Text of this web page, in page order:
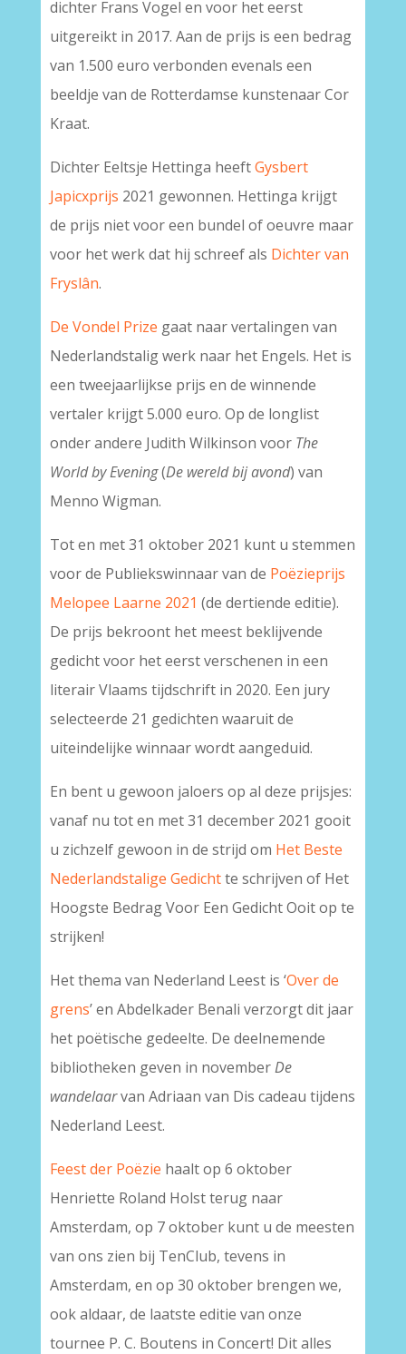
dichter Frans Vogel en voor het eerst
uitgereikt in 2017. Aan de prijs is een bedrag
van 1.500 euro verbonden evenals een
beeldje van de Rotterdamse kunstenaar Cor
Kraat.
Dichter Eeltsje Hettinga heeftGysbert
Japicxprijs 2021 gewonnen. Hettinga krijgt
de prijs niet voor een bundel of oeuvre maar
voor het werk dat hij schreef als Dichter van
Fryslân.
De Vondel Prize gaat naar vertalingen van
Nederlandstalig werk naar het Engels. Het is
een tweejaarlijkse prijs en de winnende
vertaler krijgt 5.000 euro. Op de longlist
onder andere Judith Wilkinson voor The
World by Evening(De wereld bij avond) van
Menno Wigman.
Tot en met 31 oktober 2021 kunt u stemmen
voor de Publiekswinnaar van de Poëzieprijs
Melopee Laarne 2021 (de dertiende editie).
De prijs bekroont het meest beklijvende
gedicht voor het eerst verschenen in een
literair Vlaams tijdschrift in 2020. Een jury
selecteerde 21 gedichten waaruit de
uiteindelijke winnaar wordt aangeduid.
En bent u gewoon jaloers op al deze prijsjes:
vanaf nu tot en met 31 december 2021 gooit
u zichzelf gewoon in de strijd om Het Beste
Nederlandstalige Gedichtte schrijven of Het
Hoogste Bedrag Voor Een Gedicht Ooit op te
strijken!
Het thema van Nederland Leest is ‘Over de
grens’ en Abdelkader Benali verzorgt dit jaar
het poëtische gedeelte. De deelnemende
bibliotheken geven in novemberDe
wandelaarvan Adriaan van Dis cadeau tijdens
Nederland Leest.
Feest der Poëzie haalt op 6 oktober
Henriette Roland Holst terug naar
Amsterdam, op 7 oktober kunt u de meesten
van ons zien bij TenClub, tevens in
Amsterdam, en op 30 oktober brengen we,
ook aldaar, de laatste editie van onze
tournee P. C. Boutens in Concert! Dit alles